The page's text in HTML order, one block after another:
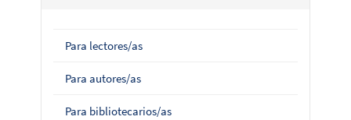
Para lectores/as
Para autores/as
Para bibliotecarios/as